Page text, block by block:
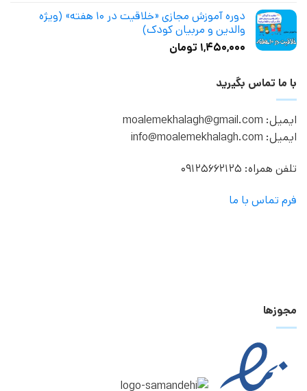
دوره آموزش مجازی «خلاقیت در ۱۰ هفته» (ویژه
والدین و مربیان کودک)
۱,۴۵۰,۰۰۰ تومان
با ما تماس بگیرید
ایمیل: moalemekhalagh@gmail.com
ایمیل: info@moalemekhalagh.com
تلفن همراه: 09125662125
فرم تماس با ما
مجوزها